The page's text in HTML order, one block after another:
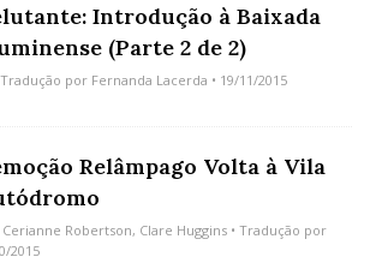
Introdução à Baixada
(Parte 2 de 2)
Tradução por Fernanda Lacerda • 19/11/2015
Relâmpago Volta à Vila
Cerianne Robertson, Clare Huggins • Tradução por
2015